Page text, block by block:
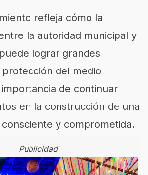
refleja cómo la
la autoridad municipal y
lograr grandes
protección del medio
de continuar
en la construcción de una
y comprometida.
Publicidad